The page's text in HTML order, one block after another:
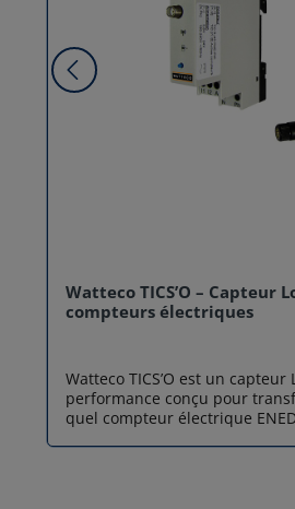
Watteco TICS’O – Capteur
compteurs électriques
Watteco TICS’O est un capteur
performance conçu pour
quel compteur électrique